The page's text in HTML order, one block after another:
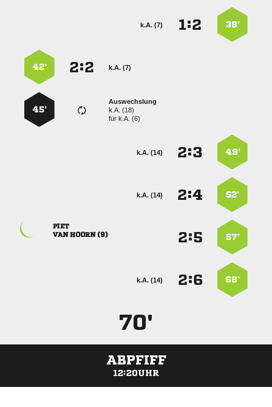
38’
:
k.A. (7)
k.A. (7)
:
42’
Auswechslung
k.A. (18)
fürk.A. (6)
45’
49’
:
k.A. (14)
52’
:
k.A. (14)
57’
:

  
68’
:
k.A. (14)
70'
ABPFIFF
12:20UHR